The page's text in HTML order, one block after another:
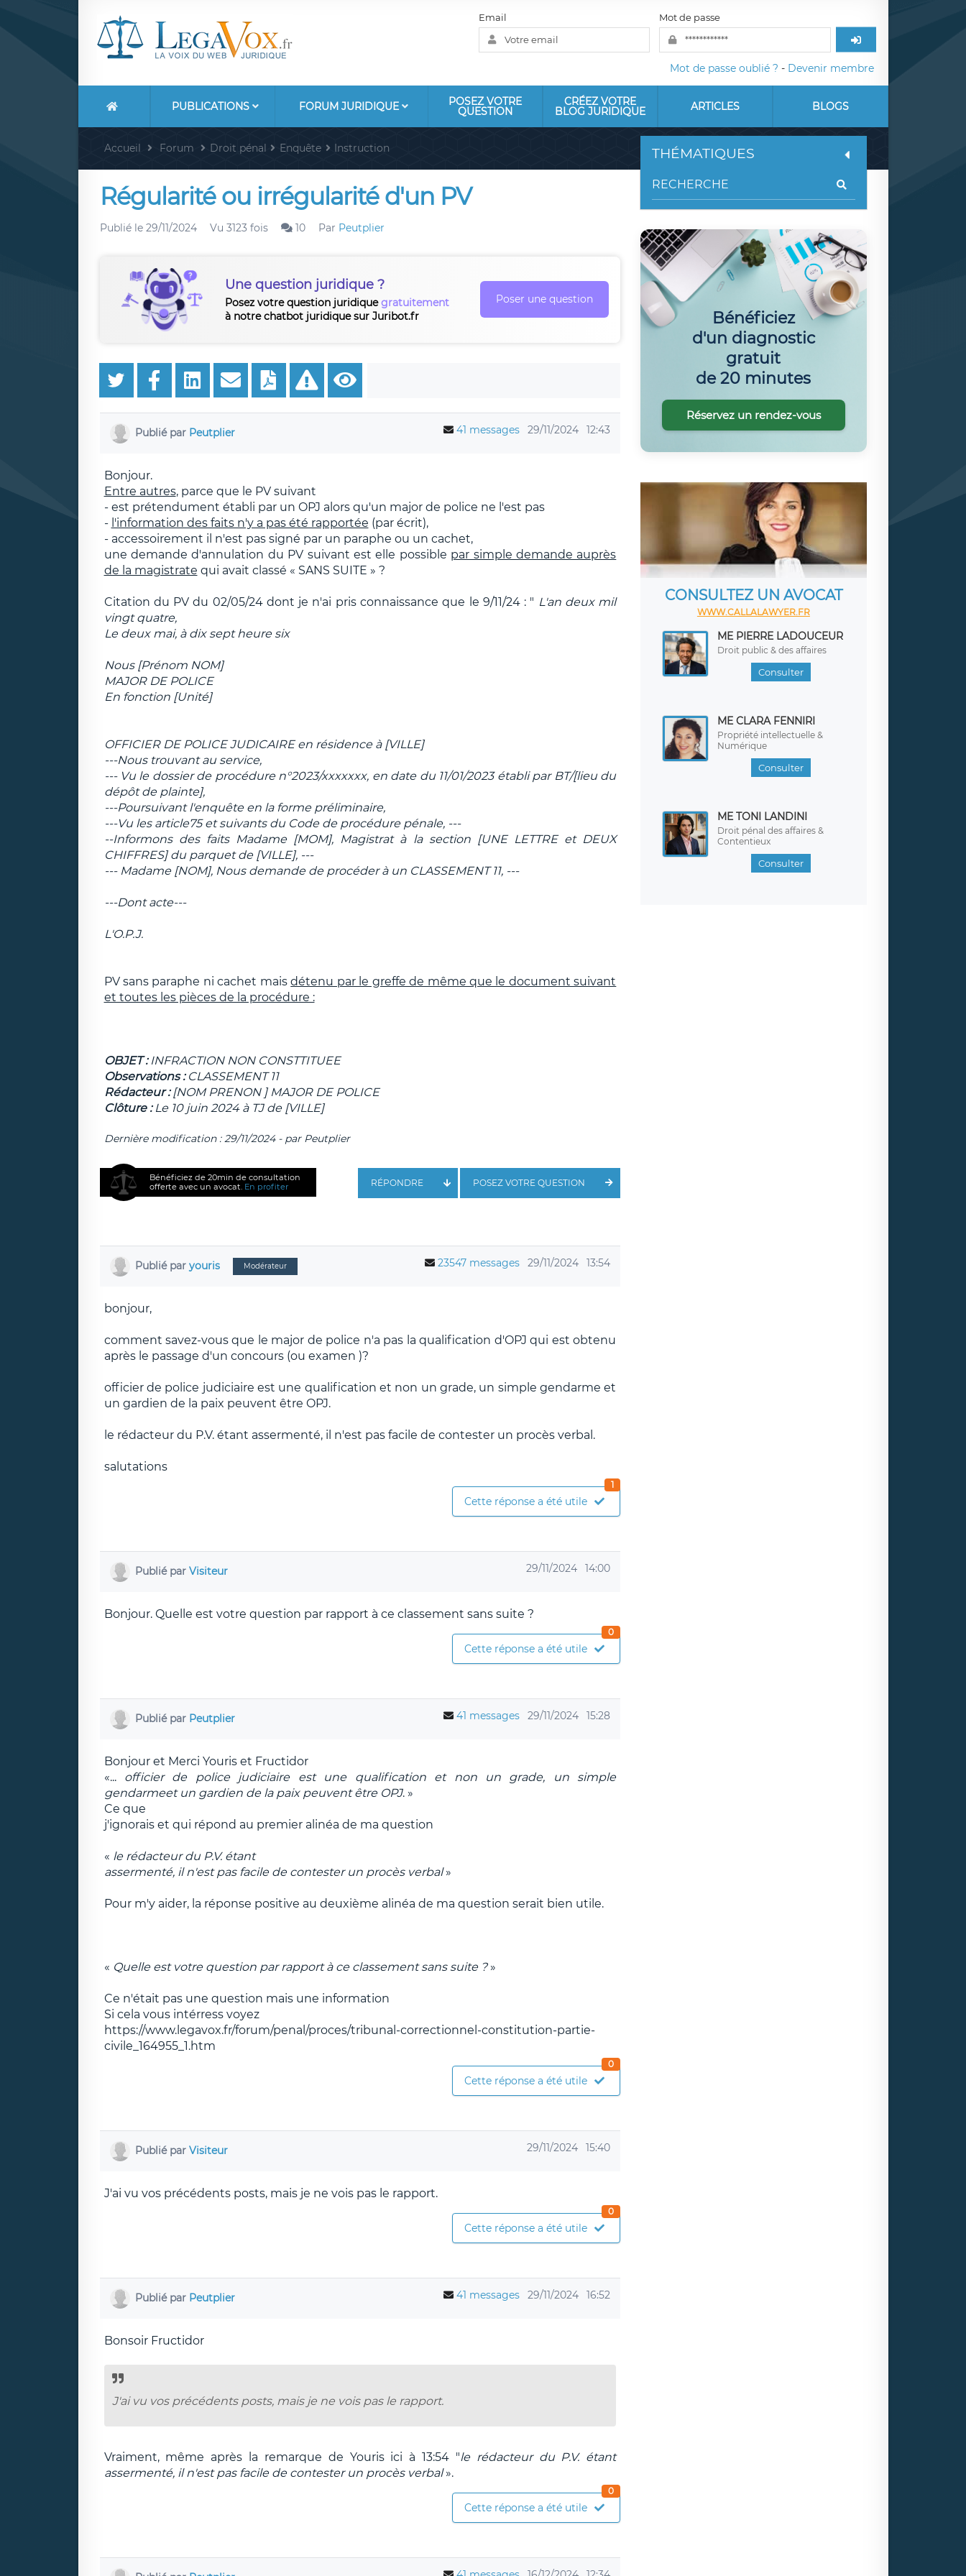
Email Mot de passe
Mot de passe oublié ? - Devenir membre
PUBLICATIONS FORUM JURIDIQUE POSEZ VOTRE
QUESTION
CRÉEZ VOTRE
BLOG JURIDIQUE ARTICLES BLOGS
Accueil Forum Droit pénal Enquête Instruction
Régularité ou irrégularité d'un PV
Publié le 29/11/2024 Vu 3123 fois 10 Par Peutplier
Une question juridique ?
Posez votre question juridiquegratuitement
à notre chatbot juridique sur Juribot.fr
Poser une question
Publié par Peutplier 41 messages 29/11/2024 12:43
Bonjour.
Entre autres, parce que le PV suivant
- est prétendument établi par un OPJ alors qu'un major de police ne l'est pas
- l'information des faits n'y a pas été rapportée (par écrit),
- accessoirement il n'est pas signé par un paraphe ou un cachet,
une demande d'annulation du PV suivant est elle possible par simple demande auprès
de la magistrate qui avait classé « SANS SUITE » ?
Citation du PV du 02/05/24 dont je n'ai pris connaissance que le 9/11/24 : " L'an deux mil
vingt quatre,
Le deux mai, à dix sept heure six
Nous [Prénom NOM]
MAJOR DE POLICE
En fonction [Unité]
OFFICIER DE POLICE JUDICAIRE en résidence à [VILLE]
---Nous trouvant au service,
--- Vu le dossier de procédure n°2023/xxxxxxx, en date du 11/01/2023 établi par BT/[lieu du
dépôt de plainte],
---Poursuivant l'enquête en la forme préliminaire,
---Vu les article75 et suivants du Code de procédure pénale, ---
--Informons des faits Madame [MOM], Magistrat à la section [UNE LETTRE et DEUX
CHIFFRES] du parquet de [VILLE], ---
--- Madame [NOM], Nous demande de procéder à un CLASSEMENT 11, ---
---Dont acte---
L'O.P.J.
PV sans paraphe ni cachet maisdétenu par le greffe de même que le document suivant
et toutes les pièces de la procédure :
OBJET :INFRACTION NON CONSTTITUEE
Observations :CLASSEMENT 11
Rédacteur :[NOM PRENON ] MAJOR DE POLICE
Clôture : Le 10 juin 2024 à TJ de [VILLE]
Dernière modification : 29/11/2024 - par Peutplier
Bénéficiez de 20min de consultation
offerte avec un avocat. En profiter POSEZ VOTRE QUESTION
RÉPONDRE
Publié par youris Modérateur 23547 messages 29/11/2024 13:54
bonjour,
comment savez-vous que le major de police n'a pas la qualification d'OPJ qui est obtenu
après le passage d'un concours (ou examen )?
officier de police judiciaire est une qualification et non un grade, un simple gendarme et
un gardien de la paix peuvent être OPJ.
le rédacteur du P.V. étant assermenté, il n'est pas facile de contester un procès verbal.
salutations
Cette réponse a été utile
1
Publié par Visiteur 29/11/2024 14:00
Bonjour. Quelle est votre question par rapport à ce classement sans suite ?
Cette réponse a été utile
0
Publié par Peutplier 41 messages 29/11/2024 15:28
Bonjour et Merci Youris et Fructidor
«... officier de police judiciaire est une qualification et non un grade, un simple
gendarmeet un gardien de la paix peuvent être OPJ. »
Ce que
j'ignorais et qui répond au premier alinéa de ma question
« le rédacteur du P.V. étant
assermenté, il n'est pas facile de contester un procès verbal»
Pour m'y aider, la réponse positive au deuxième alinéa de ma question serait bien utile.
« Quelle est votre question par rapport à ce classement sans suite ?»
Ce n'était pas une question mais une information
Si cela vous intérress voyez
https://www.legavox.fr/forum/penal/proces/tribunal-correctionnel-constitution-partie-
civile_164955_1.htm
Cette réponse a été utile
0
Publié par Visiteur 29/11/2024 15:40
J'ai vu vos précédents posts, mais je ne vois pas le rapport.
Cette réponse a été utile
0
Publié par Peutplier 41 messages 29/11/2024 16:52
Bonsoir Fructidor
J'ai vu vos précédents posts, mais je ne vois pas le rapport.
Vraiment, même après la remarque de Youris ici à 13:54 "le rédacteur du P.V. étant
assermenté, il n'est pas facile de contester un procès verbal».
Cette réponse a été utile
0
THÉMATIQUES
Bénéficiez
d'un diagnostic
gratuit
de 20 minutes
Réservez un rendez-vous
CONSULTEZ UN AVOCAT
WWW.CALLALAWYER.FR
ME PIERRE LADOUCEUR
Droit public & des affaires
Consulter
ME CLARA FENNIRI
Propriété intellectuelle &
Numérique
Consulter
ME TONI LANDINI
Droit pénal des affaires &
Contentieux
Consulter